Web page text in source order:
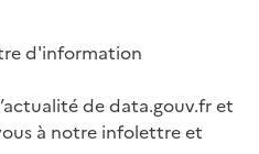
d'information
de data.gouv.fr et
à notre infolettre et